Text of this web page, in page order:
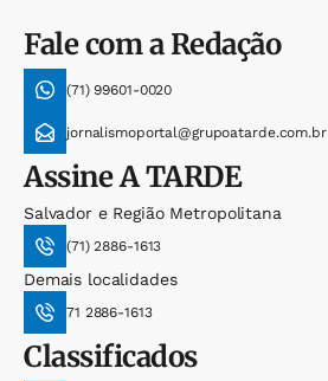
Fale com a Redação
(71) 99601-0020
jornalismoportal@grupoatarde.com.br
AssineA TARDE
Salvador e Região Metropolitana
(71) 2886-1613
Demais localidades
71 2886-1613
Classificados